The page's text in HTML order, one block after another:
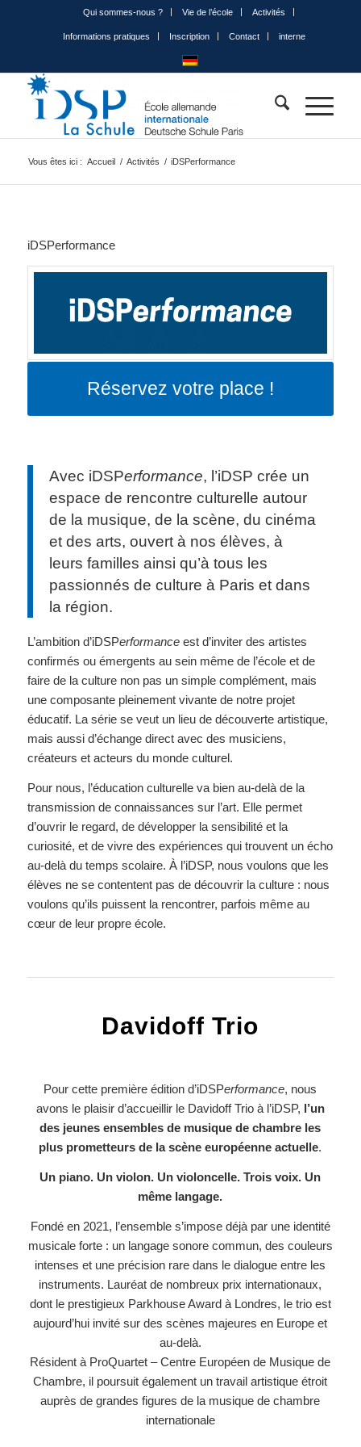
Qui sommes-nous ? Vie de l’école Activités
Informations pratiques Inscription Contact interne
Vous êtes ici : Accueil / Activités / iDSPerformance
iDSPerformance
Réservez votre place !
Avec iDSPerformance, l’iDSP crée un
espace de rencontre culturelle autour
de la musique, de la scène, du cinéma
et des arts, ouvert à nos élèves, à
leurs familles ainsi qu’à tous les
passionnés de culture à Paris et dans
la région.
L’ambition d’iDSPerformanceest d’inviter des artistes
confirmés ou émergents au sein même de l’école et de
faire de la culture non pas un simple complément, mais
une composante pleinement vivante de notre projet
éducatif. La série se veut un lieu de découverte artistique,
mais aussi d’échange direct avec des musiciens,
créateurs et acteurs du monde culturel.
Pour nous, l’éducation culturelle va bien au-delà de la
transmission de connaissances sur l’art. Elle permet
d’ouvrir le regard, de développer la sensibilité et la
curiosité, et de vivre des expériences qui trouvent un écho
au-delà du temps scolaire. À l’iDSP, nous voulons que les
élèves ne se contentent pas de découvrir la culture : nous
voulons qu’ils puissent la rencontrer, parfois même au
cœur de leur propre école.
Davidoff Trio
Pour cette première édition d’iDSPerformance, nous
avons le plaisir d’accueillir le Davidoff Trio à l’iDSP, l’un
des jeunes ensembles de musique de chambre les
plus prometteurs de la scène européenne actuelle.
Un piano. Un violon. Un violoncelle. Trois voix. Un
même langage.
Fondé en 2021, l’ensemble s’impose déjà par une identité
musicale forte : un langage sonore commun, des couleurs
intenses et une précision rare dans le dialogue entre les
instruments. Lauréat de nombreux prix internationaux,
dont le prestigieux Parkhouse Award à Londres, le trio est
aujourd’hui invité sur des scènes majeures en Europe et
au-delà.
Résident à ProQuartet – Centre Européen de Musique de
Chambre, il poursuit également un travail artistique étroit
auprès de grandes figures de la musique de chambre
internationale